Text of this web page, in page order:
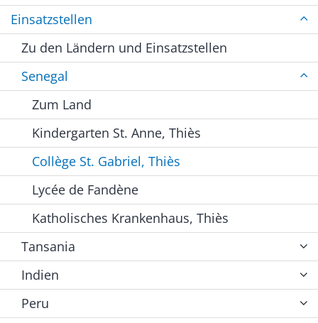
Einsatzstellen
Zu den Ländern und Einsatzstellen
Senegal
Zum Land
Kindergarten St. Anne, Thiès
Collège St. Gabriel, Thiès
Lycée de Fandène
Katholisches Krankenhaus, Thiès
Tansania
Indien
Peru